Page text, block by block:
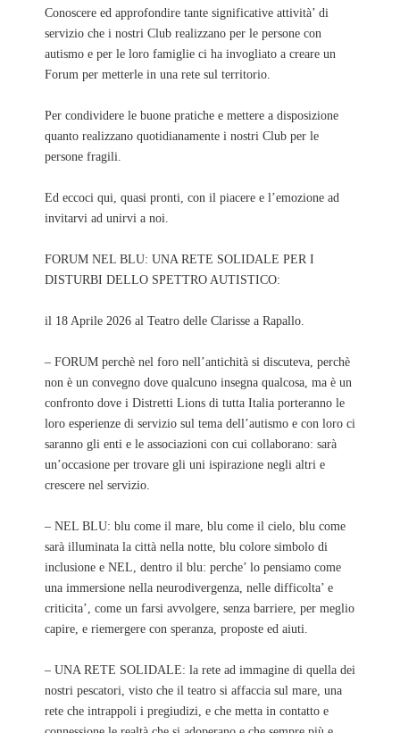
Conoscere ed approfondire tante significative attività’ di
servizio che i nostri Club realizzano per le persone con
autismo e per le loro famiglie ci ha invogliato a creare un
Forum per metterle in una rete sul territorio.
Per condividere le buone pratiche e mettere a disposizione
quanto realizzano quotidianamente i nostri Club per le
persone fragili.
Ed eccoci qui, quasi pronti, con il piacere e l’emozione ad
invitarvi ad unirvi a noi.
FORUM NEL BLU: UNA RETE SOLIDALE PER I
DISTURBI DELLO SPETTRO AUTISTICO:
il 18 Aprile 2026 al Teatro delle Clarisse a Rapallo.
– FORUM perchè nel foro nell’antichità si discuteva, perchè
non è un convegno dove qualcuno insegna qualcosa, ma è un
confronto dove i Distretti Lions di tutta Italia porteranno le
loro esperienze di servizio sul tema dell’autismo e con loro ci
saranno gli enti e le associazioni con cui collaborano: sarà
un’occasione per trovare gli uni ispirazione negli altri e
crescere nel servizio.
– NEL BLU: blu come il mare, blu come il cielo, blu come
sarà illuminata la città nella notte, blu colore simbolo di
inclusione e NEL, dentro il blu: perche’ lo pensiamo come
una immersione nella neurodivergenza, nelle difficolta’ e
criticita’, come un farsi avvolgere, senza barriere, per meglio
capire, e riemergere con speranza, proposte ed aiuti.
– UNA RETE SOLIDALE: la rete ad immagine di quella dei
nostri pescatori, visto che il teatro si affaccia sul mare, una
rete che intrappoli i pregiudizi, e che metta in contatto e